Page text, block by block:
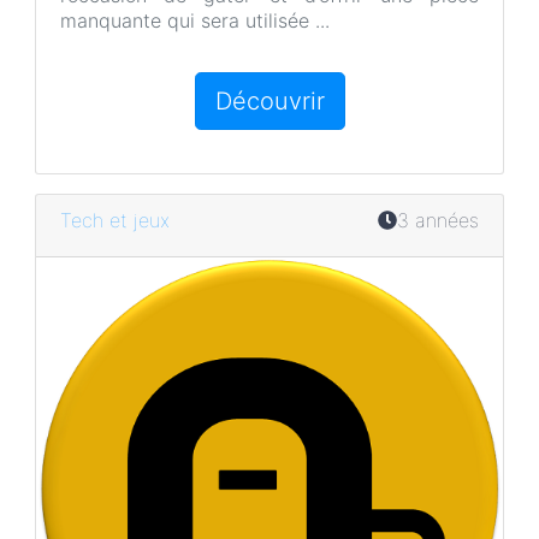
manquante qui sera utilisée ...
Découvrir
Tech et jeux 3 années